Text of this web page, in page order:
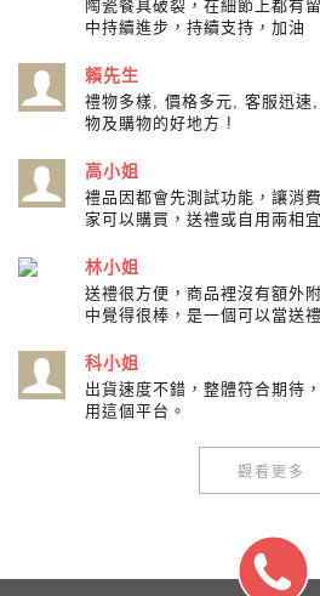
陶瓷餐具破裂，在細節上都有
中持續進步，持續支持，加油
賴先生
禮物多樣, 價格多元, 客服迅速
物及購物的好地方 !
高小姐
禮品因都會先測試功能，讓消
家可以購買，送禮或自用兩相宜
林小姐
送禮很方便，商品裡沒有額外
中覺得很棒，是一個可以當送
科小姐
出貨速度不錯，整體符合期待
用這個平台。
觀看更多